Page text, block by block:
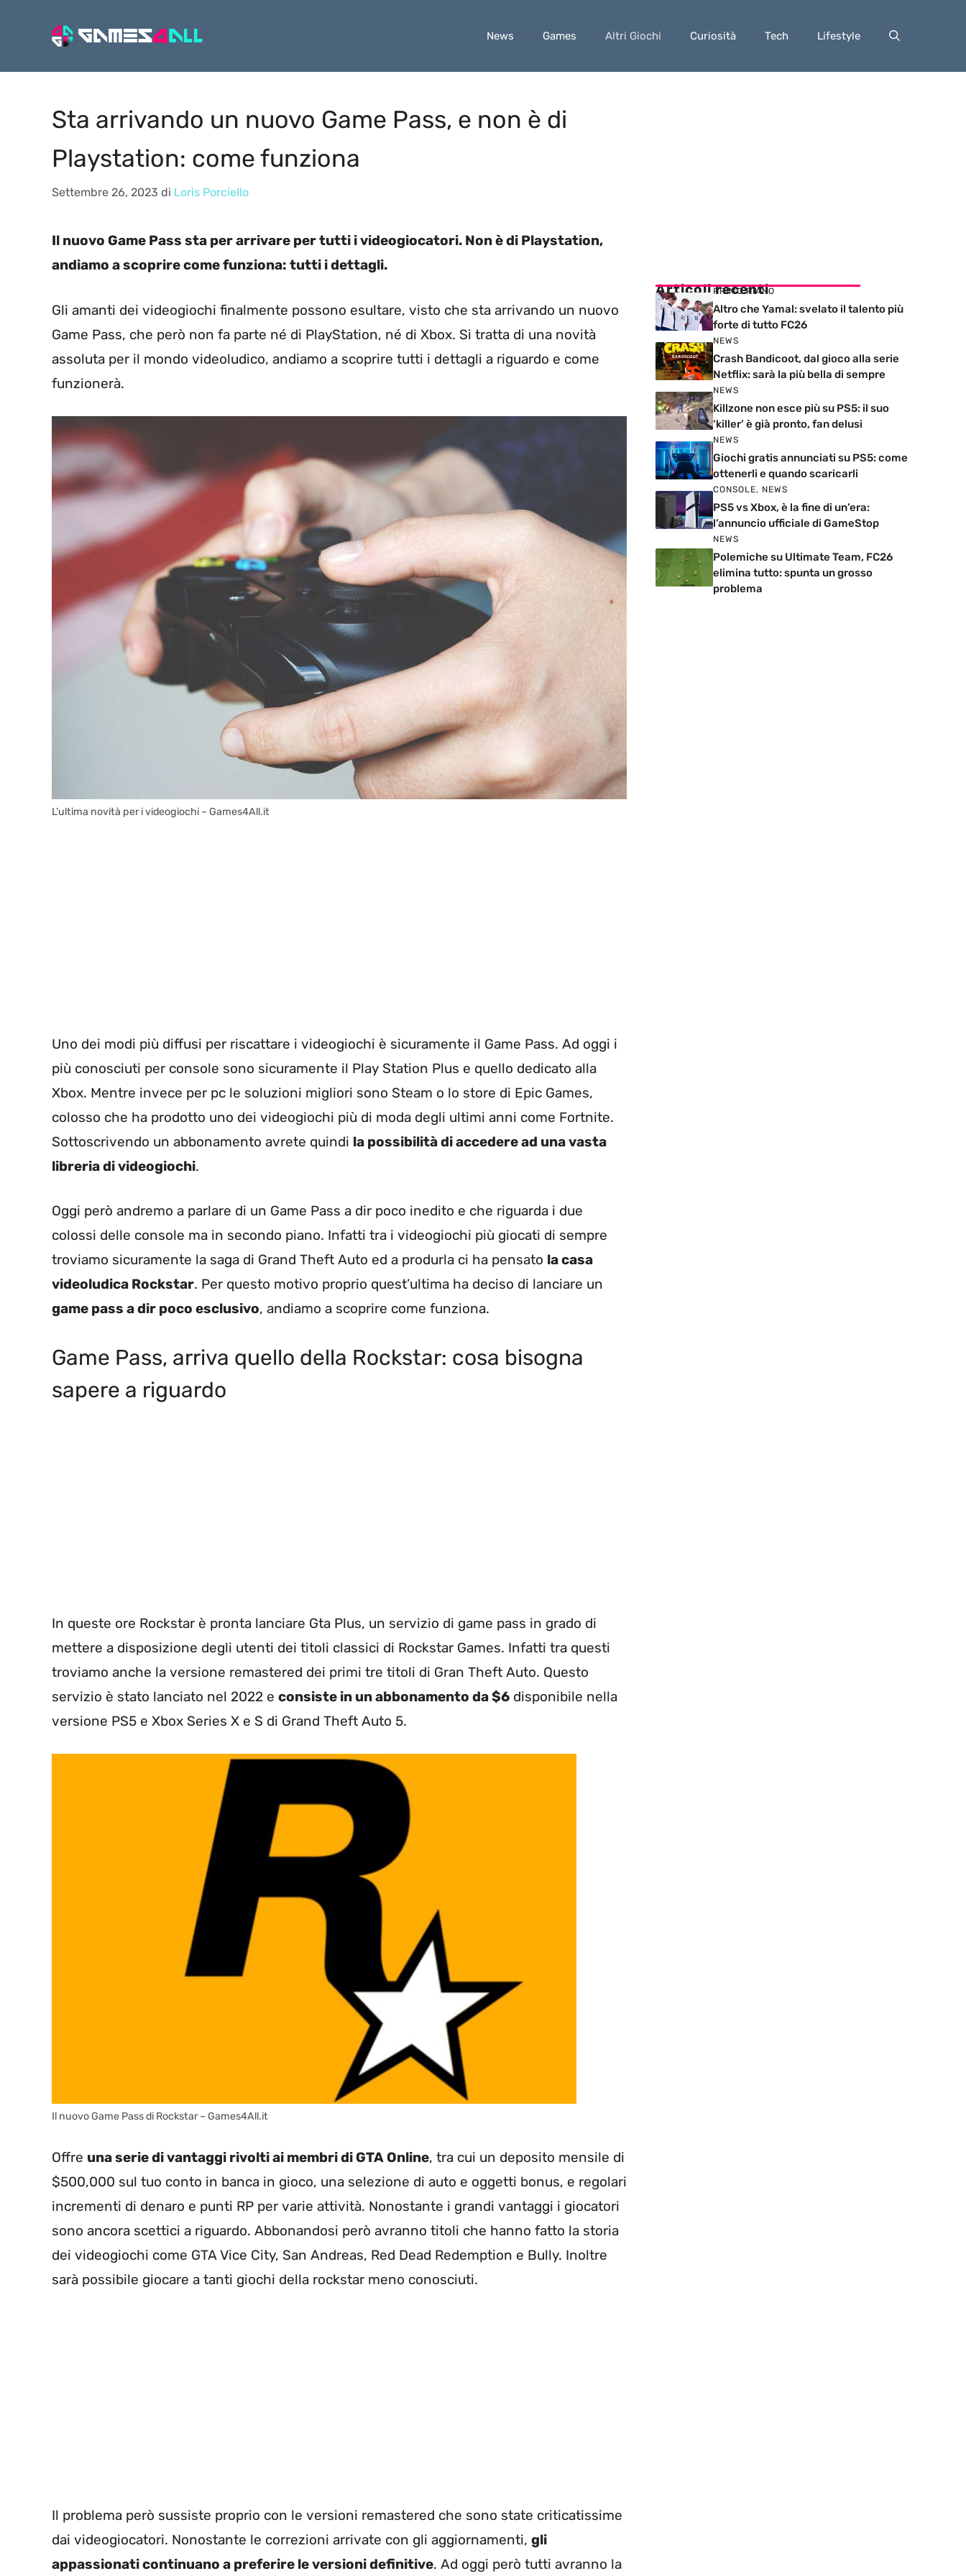
News Games Altri Giochi Curiosità Tech Lifestyle
Sta arrivando un nuovo Game Pass, e non è di
Playstation: come funziona
Settembre 26, 2023 di Loris Porciello
Il nuovo Game Pass sta per arrivare per tutti i videogiocatori. Non è di Playstation,
andiamo a scoprire come funziona: tutti i dettagli.
Gli amanti dei videogiochi finalmente possono esultare, visto che sta arrivando un nuovo
Game Pass, che però non fa parte né di PlayStation, né di Xbox. Si tratta di una novità
assoluta per il mondo videoludico, andiamo a scoprire tutti i dettagli a riguardo e come
funzionerà.
L’ultima novità per i videogiochi – Games4All.it
Uno dei modi più diffusi per riscattare i videogiochi è sicuramente il Game Pass. Ad oggi i
più conosciuti per console sono sicuramente il Play Station Plus e quello dedicato alla
Xbox. Mentre invece per pc le soluzioni migliori sono Steam o lo store di Epic Games,
colosso che ha prodotto uno dei videogiochi più di moda degli ultimi anni come Fortnite.
Sottoscrivendo un abbonamento avrete quindi la possibilità di accedere ad una vasta
libreria di videogiochi.
Oggi però andremo a parlare di un Game Pass a dir poco inedito e che riguarda i due
colossi delle console ma in secondo piano. Infatti tra i videogiochi più giocati di sempre
troviamo sicuramente la saga di Grand Theft Auto ed a produrla ci ha pensato la casa
videoludica Rockstar. Per questo motivo proprio quest’ultima ha deciso di lanciare un
game pass a dir poco esclusivo, andiamo a scoprire come funziona.
Game Pass, arriva quello della Rockstar: cosa bisogna
sapere a riguardo
In queste ore Rockstar è pronta lanciare Gta Plus, un servizio di game pass in grado di
mettere a disposizione degli utenti dei titoli classici di Rockstar Games. Infatti tra questi
troviamo anche la versione remastered dei primi tre titoli di Gran Theft Auto. Questo
servizio è stato lanciato nel 2022 e consiste in un abbonamento da $6 disponibile nella
versione PS5 e Xbox Series X e S di Grand Theft Auto 5.
Il nuovo Game Pass di Rockstar – Games4All.it
Offre una serie di vantaggi rivolti ai membri di GTA Online, tra cui un deposito mensile di
$500,000 sul tuo conto in banca in gioco, una selezione di auto e oggetti bonus, e regolari
incrementi di denaro e punti RP per varie attività. Nonostante i grandi vantaggi i giocatori
sono ancora scettici a riguardo. Abbonandosi però avranno titoli che hanno fatto la storia
dei videogiochi come GTA Vice City, San Andreas, Red Dead Redemption e Bully. Inoltre
sarà possibile giocare a tanti giochi della rockstar meno conosciuti.
Il problema però sussiste proprio con le versioni remastered che sono state criticatissime
dai videogiocatori. Nonostante le correzioni arrivate con gli aggiornamenti, gli
appassionati continuano a preferire le versioni definitive. Ad oggi però tutti avranno la
Articoli recenti
PRIMO PIANO
Altro che Yamal: svelato il talento più
forte di tutto FC26
NEWS
Crash Bandicoot, dal gioco alla serie
Netflix: sarà la più bella di sempre
NEWS
Killzone non esce più su PS5: il suo
‘killer’ è già pronto, fan delusi
NEWS
Giochi gratis annunciati su PS5: come
ottenerli e quando scaricarli
CONSOLE, NEWS
PS5 vs Xbox, è la fine di un’era:
l’annuncio ufficiale di GameStop
NEWS
Polemiche su Ultimate Team, FC26
elimina tutto: spunta un grosso
problema